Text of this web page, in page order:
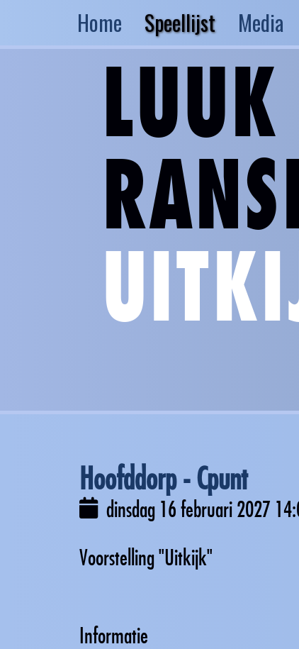
Home Speellijst Media
LUUK
Hoofddorp - Cpunt
dinsdag 16 februari 2027
Voorstelling "Uitkijk"
Informatie